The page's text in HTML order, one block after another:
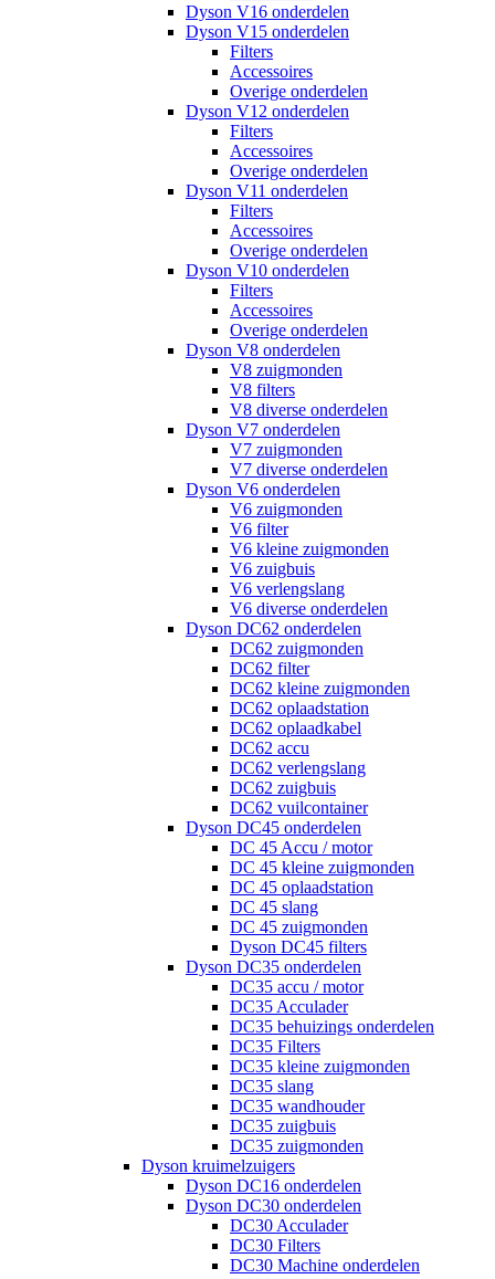
Dyson V16 onderdelen
Dyson V15 onderdelen
Filters
Accessoires
Overige onderdelen
Dyson V12 onderdelen
Filters
Accessoires
Overige onderdelen
Dyson V11 onderdelen
Filters
Accessoires
Overige onderdelen
Dyson V10 onderdelen
Filters
Accessoires
Overige onderdelen
Dyson V8 onderdelen
V8 zuigmonden
V8 filters
V8 diverse onderdelen
Dyson V7 onderdelen
V7 zuigmonden
V7 diverse onderdelen
Dyson V6 onderdelen
V6 zuigmonden
V6 filter
V6 kleine zuigmonden
V6 zuigbuis
V6 verlengslang
V6 diverse onderdelen
Dyson DC62 onderdelen
DC62 zuigmonden
DC62 filter
DC62 kleine zuigmonden
DC62 oplaadstation
DC62 oplaadkabel
DC62 accu
DC62 verlengslang
DC62 zuigbuis
DC62 vuilcontainer
Dyson DC45 onderdelen
DC 45 Accu / motor
DC 45 kleine zuigmonden
DC 45 oplaadstation
DC 45 slang
DC 45 zuigmonden
Dyson DC45 filters
Dyson DC35 onderdelen
DC35 accu / motor
DC35 Acculader
DC35 behuizings onderdelen
DC35 Filters
DC35 kleine zuigmonden
DC35 slang
DC35 wandhouder
DC35 zuigbuis
DC35 zuigmonden
Dyson kruimelzuigers
Dyson DC16 onderdelen
Dyson DC30 onderdelen
DC30 Acculader
DC30 Filters
DC30 Machine onderdelen